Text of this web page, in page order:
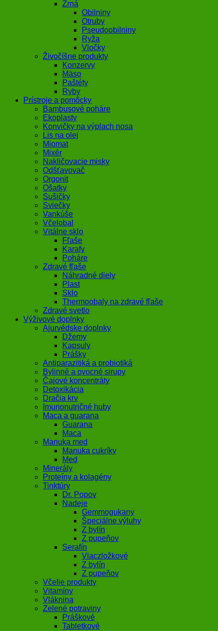
Zrná
Obilniny
Otruby
Pseudoobilniny
Ryža
Vločky
Živočíšne produkty
Konzervy
Mäso
Paštéty
Ryby
Prístroje a pomôcky
Bambusové poháre
Ekoplasty
Konvičky na výplach nosa
Lis na olej
Miomat
Mixér
Nakličovacie misky
Odšťavovač
Orgonit
Ošatky
Sušičky
Sviečky
Vankúše
Včelobal
Vitálne sklo
Fľaše
Karafy
Poháre
Zdravé fľaše
Náhradné diely
Plast
Sklo
Thermoobaly na zdravé fľaše
Zdravé svetlo
Výživové doplnky
Ajurvédske doplnky
Džemy
Kapsuly
Prášky
Antiparazitiká a probiotiká
Bylinné a ovocné sirupy
Čajové koncentráty
Detoxikácia
Dračia krv
Imunonutričné huby
Maca a guarana
Guarana
Maca
Manuka med
Manuka cukríky
Med
Minerály
Proteíny a kolagény
Tinktúry
Dr. Popov
Nadeje
Gemmogukany
Špeciálne výluhy
Z bylín
Z pupeňov
Serafín
Viaczložkové
Z bylín
Z pupeňov
Včelie produkty
Vitamíny
Vláknina
Zelené potraviny
Práškové
Tabletkové